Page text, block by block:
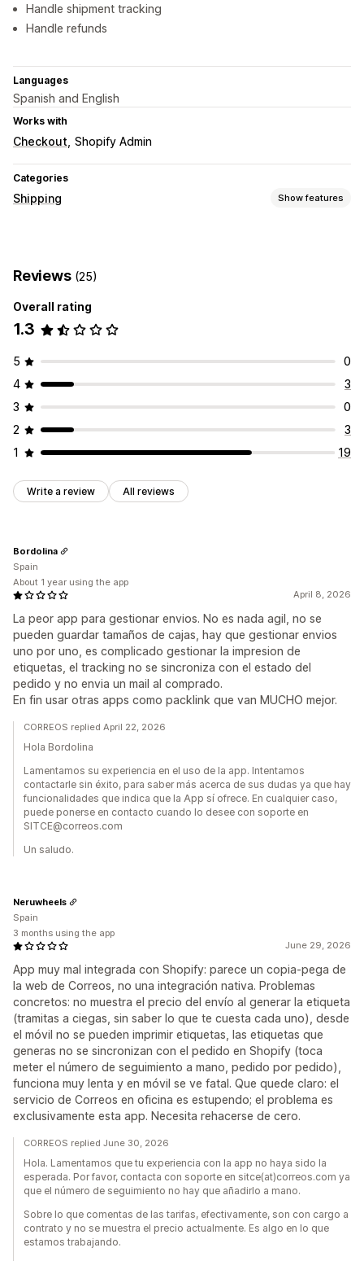
Handle shipment tracking
Handle refunds
Languages
Spanish and English
Works with
Checkout Shopify Admin
Categories
Shipping Show features
Order updates
Reviews (25)
Overall rating
1.3
5
0
4
3
3
0
2
3
1
19
Write a review All reviews
April 8, 2026
La peor app para gestionar envios. No es nada agil, no se
pueden guardar tamaños de cajas, hay que gestionar envios
uno por uno, es complicado gestionar la impresion de
etiquetas, el tracking no se sincroniza con el estado del
pedido y no envia un mail al comprado.
En fin usar otras apps como packlink que van MUCHO mejor.
Bordolina
Spain
About 1 year using the app
CORREOS replied April 22, 2026
Hola Bordolina
Lamentamos su experiencia en el uso de la app. Intentamos
contactarle sin éxito, para saber más acerca de sus dudas ya que hay
funcionalidades que indica que la App sí ofrece. En cualquier caso,
puede ponerse en contacto cuando lo desee con soporte en
SITCE@correos.com
Un saludo.
June 29, 2026
App muy mal integrada con Shopify: parece un copia-pega de
la web de Correos, no una integración nativa. Problemas
concretos: no muestra el precio del envío al generar la etiqueta
(tramitas a ciegas, sin saber lo que te cuesta cada uno), desde
el móvil no se pueden imprimir etiquetas, las etiquetas que
generas no se sincronizan con el pedido en Shopify (toca
meter el número de seguimiento a mano, pedido por pedido),
funciona muy lenta y en móvil se ve fatal. Que quede claro: el
servicio de Correos en oficina es estupendo; el problema es
exclusivamente esta app. Necesita rehacerse de cero.
Neruwheels
Spain
3 months using the app
CORREOS replied June 30, 2026
Hola. Lamentamos que tu experiencia con la app no haya sido la
esperada. Por favor, contacta con soporte en sitce(at)correos.com ya
que el número de seguimiento no hay que añadirlo a mano.
Sobre lo que comentas de las tarifas, efectivamente, son con cargo a
contrato y no se muestra el precio actualmente. Es algo en lo que
estamos trabajando.